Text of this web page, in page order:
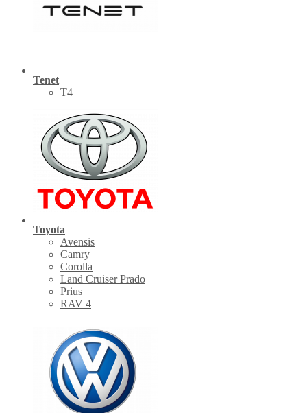
Tenet
Т4
Toyota
Avensis
Camry
Corolla
Land Cruiser Prado
Prius
RAV 4